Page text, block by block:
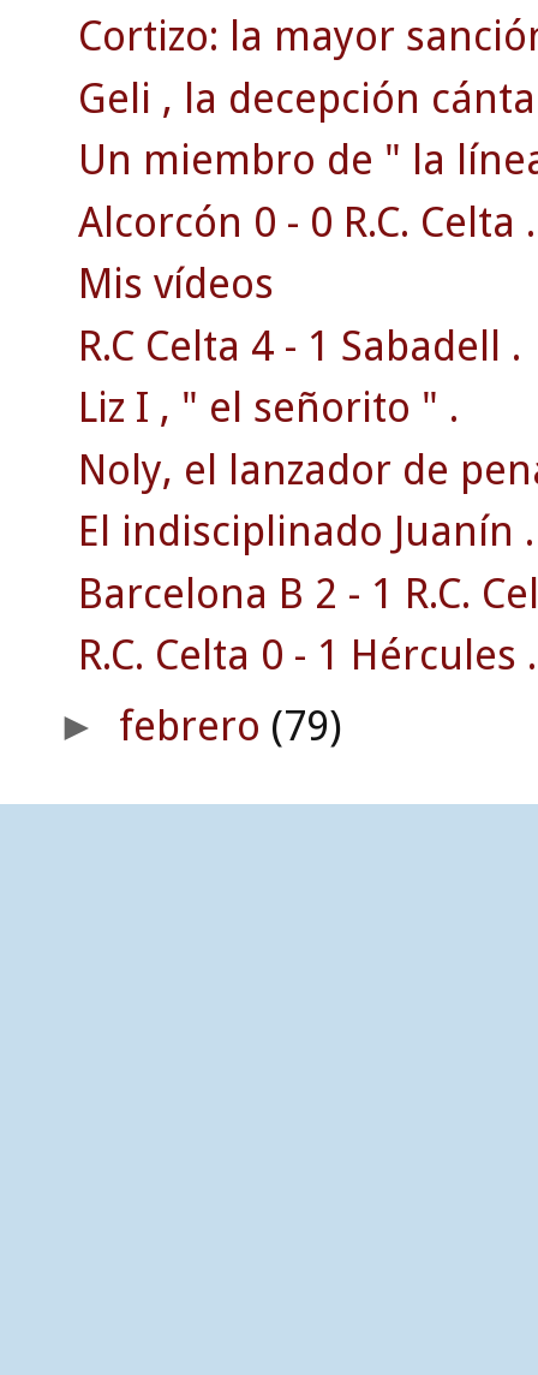
Cortizo: la mayor
Geli , la decepción
Un miembro de " la
Alcorcón 0 - 0 R.C. Celta .
Mis vídeos
R.C Celta 4 - 1 Sabadell .
Liz I , " el señorito " .
Noly, el lanzador de
El indisciplinado Juanín .
Barcelona B 2 - 1 R.C.
R.C. Celta 0 - 1 Hércules .
► febrero (79)